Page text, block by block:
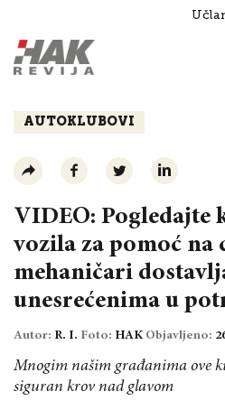
Razgovori
AUTOKLUBOVI
VIDEO: Pogledajte
vozila za pomoć na
mehaničari
unesrećenima u
Autor: R. I. Foto: HAK Objavljeno:
Mnogim našim građanima ove
siguran krov nad glavom